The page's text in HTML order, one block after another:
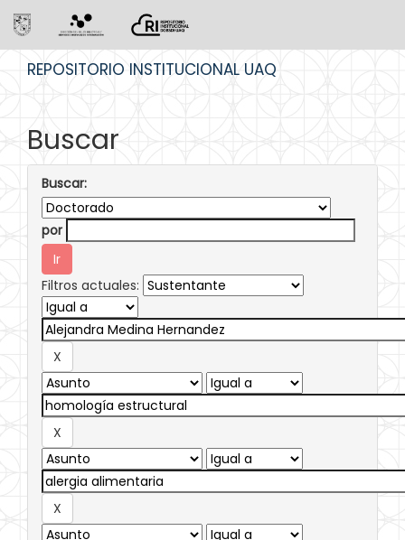
REPOSITORIO INSTITUCIONAL UAQ
Buscar
Buscar:
por
Filtros actuales: